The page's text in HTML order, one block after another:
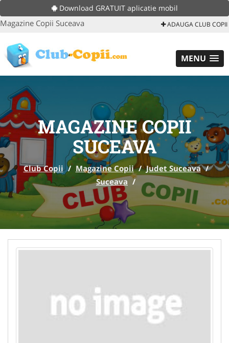
Download GRATUIT aplicatie mobil
Magazine Copii Suceava ADAUGA CLUB COPII
MENU
MAGAZINE COPII
SUCEAVA
Club Copii / Magazine Copii / Judet Suceava /
Suceava /